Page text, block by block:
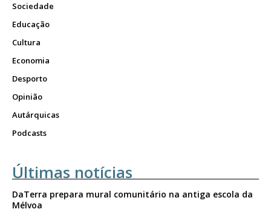
Sociedade
Educação
Cultura
Economia
Desporto
Opinião
Autárquicas
Podcasts
Últimas notícias
DaTerra prepara mural comunitário na antiga escola da
Mélvoa